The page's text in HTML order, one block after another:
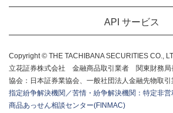
API サービス
Copyright © THE TACHIBANA SECURITIES CO.,
立花証券株式会社 金融商品取引業者 関東財務
協会：日本証券業協会、一般社団法人金融先物取引
指定紛争解決機関／苦情・紛争解決機関：特定非
商品あっせん相談センター(FINMAC)